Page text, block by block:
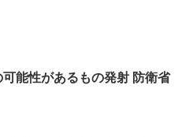
能性があるもの発射 防衛省